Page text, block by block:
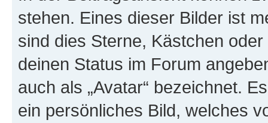
stehen. Eines dieser Bilder ist
sind dies Sterne, Kästchen
deinen Status im Forum
auch als „Avatar“ bezeichnet.
ein persönliches Bild, welches